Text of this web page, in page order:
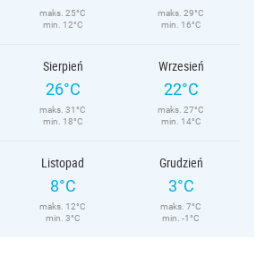
maks. 25°C
min. 12°C
maks. 29°C
min. 16°C
Sierpień
26°C
maks. 31°C
min. 18°C
Wrzesień
22°C
maks. 27°C
min. 14°C
Listopad
8°C
maks. 12°C
min. 3°C
Grudzień
3°C
maks. 7°C
min. -1°C